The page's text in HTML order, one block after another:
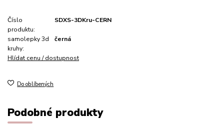
Číslo
produktu:
SDXS-3DKru-CERN
samolepky 3d
kruhy:
černá
Hlídat cenu / dostupnost
Do oblíbených
Podobné produkty